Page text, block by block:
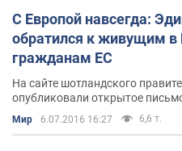
С Европой навсегда:
обратился к живущим
гражданам ЕС
На сайте шотландского
опубликовали открытое
Мир 6.07.2016 16:27 6,6 т.